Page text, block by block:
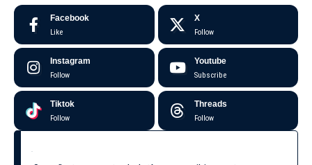
Facebook
Like
X
Follow
Instagram
Follow
Youtube
Subscribe
Tiktok
Follow
Threads
Follow